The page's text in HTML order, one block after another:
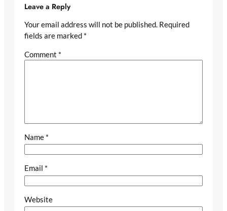
Leave a Reply
Your email address will not be published. Required
fields are marked *
Comment *
Name *
Email *
Website